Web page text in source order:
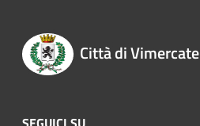
Città di Vimercate